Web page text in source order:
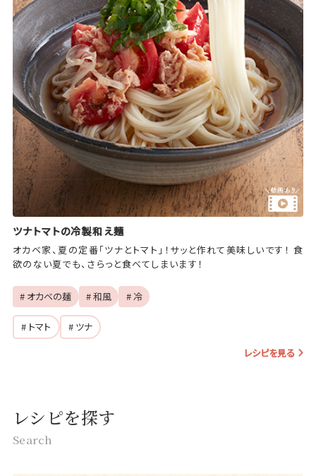
ツナトマトの冷製和え麺
オカベ家、夏の定番「ツナとトマト」！サッと作れて美味しいです！ 食
欲のない夏でも、さらっと食べてしまいます！
# オカベの麺 # 和風 # 冷
# トマト
# ツナ
レシピを見る
レシピを探す
Search